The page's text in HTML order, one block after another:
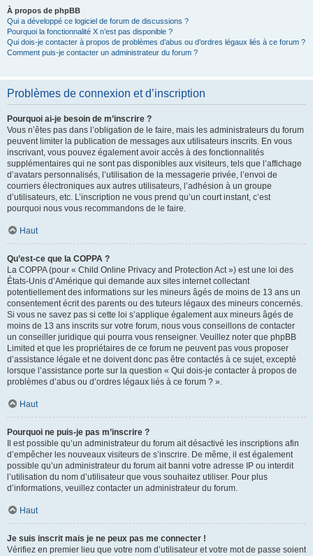
À propos de phpBB
Qui a développé ce logiciel de forum de discussions ?
Pourquoi la fonctionnalité X n’est pas disponible ?
Qui dois-je contacter à propos de problèmes d’abus ou d’ordres légaux liés à ce forum ?
Comment puis-je contacter un administrateur du forum ?
Problèmes de connexion et d’inscription
Pourquoi ai-je besoin de m’inscrire ?
Vous n’êtes pas dans l’obligation de le faire, mais les administrateurs du forum
peuvent limiter la publication de messages aux utilisateurs inscrits. En vous
inscrivant, vous pouvez également avoir accès à des fonctionnalités
supplémentaires qui ne sont pas disponibles aux visiteurs, tels que l’affichage
d’avatars personnalisés, l’utilisation de la messagerie privée, l’envoi de
courriers électroniques aux autres utilisateurs, l’adhésion à un groupe
d’utilisateurs, etc. L’inscription ne vous prend qu’un court instant, c’est
pourquoi nous vous recommandons de le faire.
Haut
Qu’est-ce que la COPPA ?
La COPPA (pour « Child Online Privacy and Protection Act ») est une loi des
États-Unis d’Amérique qui demande aux sites internet collectant
potentiellement des informations sur les mineurs âgés de moins de 13 ans un
consentement écrit des parents ou des tuteurs légaux des mineurs concernés.
Si vous ne savez pas si cette loi s’applique également aux mineurs âgés de
moins de 13 ans inscrits sur votre forum, nous vous conseillons de contacter
un conseiller juridique qui pourra vous renseigner. Veuillez noter que phpBB
Limited et que les propriétaires de ce forum ne peuvent pas vous proposer
d’assistance légale et ne doivent donc pas être contactés à ce sujet, excepté
lorsque l’assistance porte sur la question « Qui dois-je contacter à propos de
problèmes d’abus ou d’ordres légaux liés à ce forum ? ».
Haut
Pourquoi ne puis-je pas m’inscrire ?
Il est possible qu’un administrateur du forum ait désactivé les inscriptions afin
d’empêcher les nouveaux visiteurs de s’inscrire. De même, il est également
possible qu’un administrateur du forum ait banni votre adresse IP ou interdit
l’utilisation du nom d’utilisateur que vous souhaitez utiliser. Pour plus
d’informations, veuillez contacter un administrateur du forum.
Haut
Je suis inscrit mais je ne peux pas me connecter !
Vérifiez en premier lieu que votre nom d’utilisateur et votre mot de passe soient